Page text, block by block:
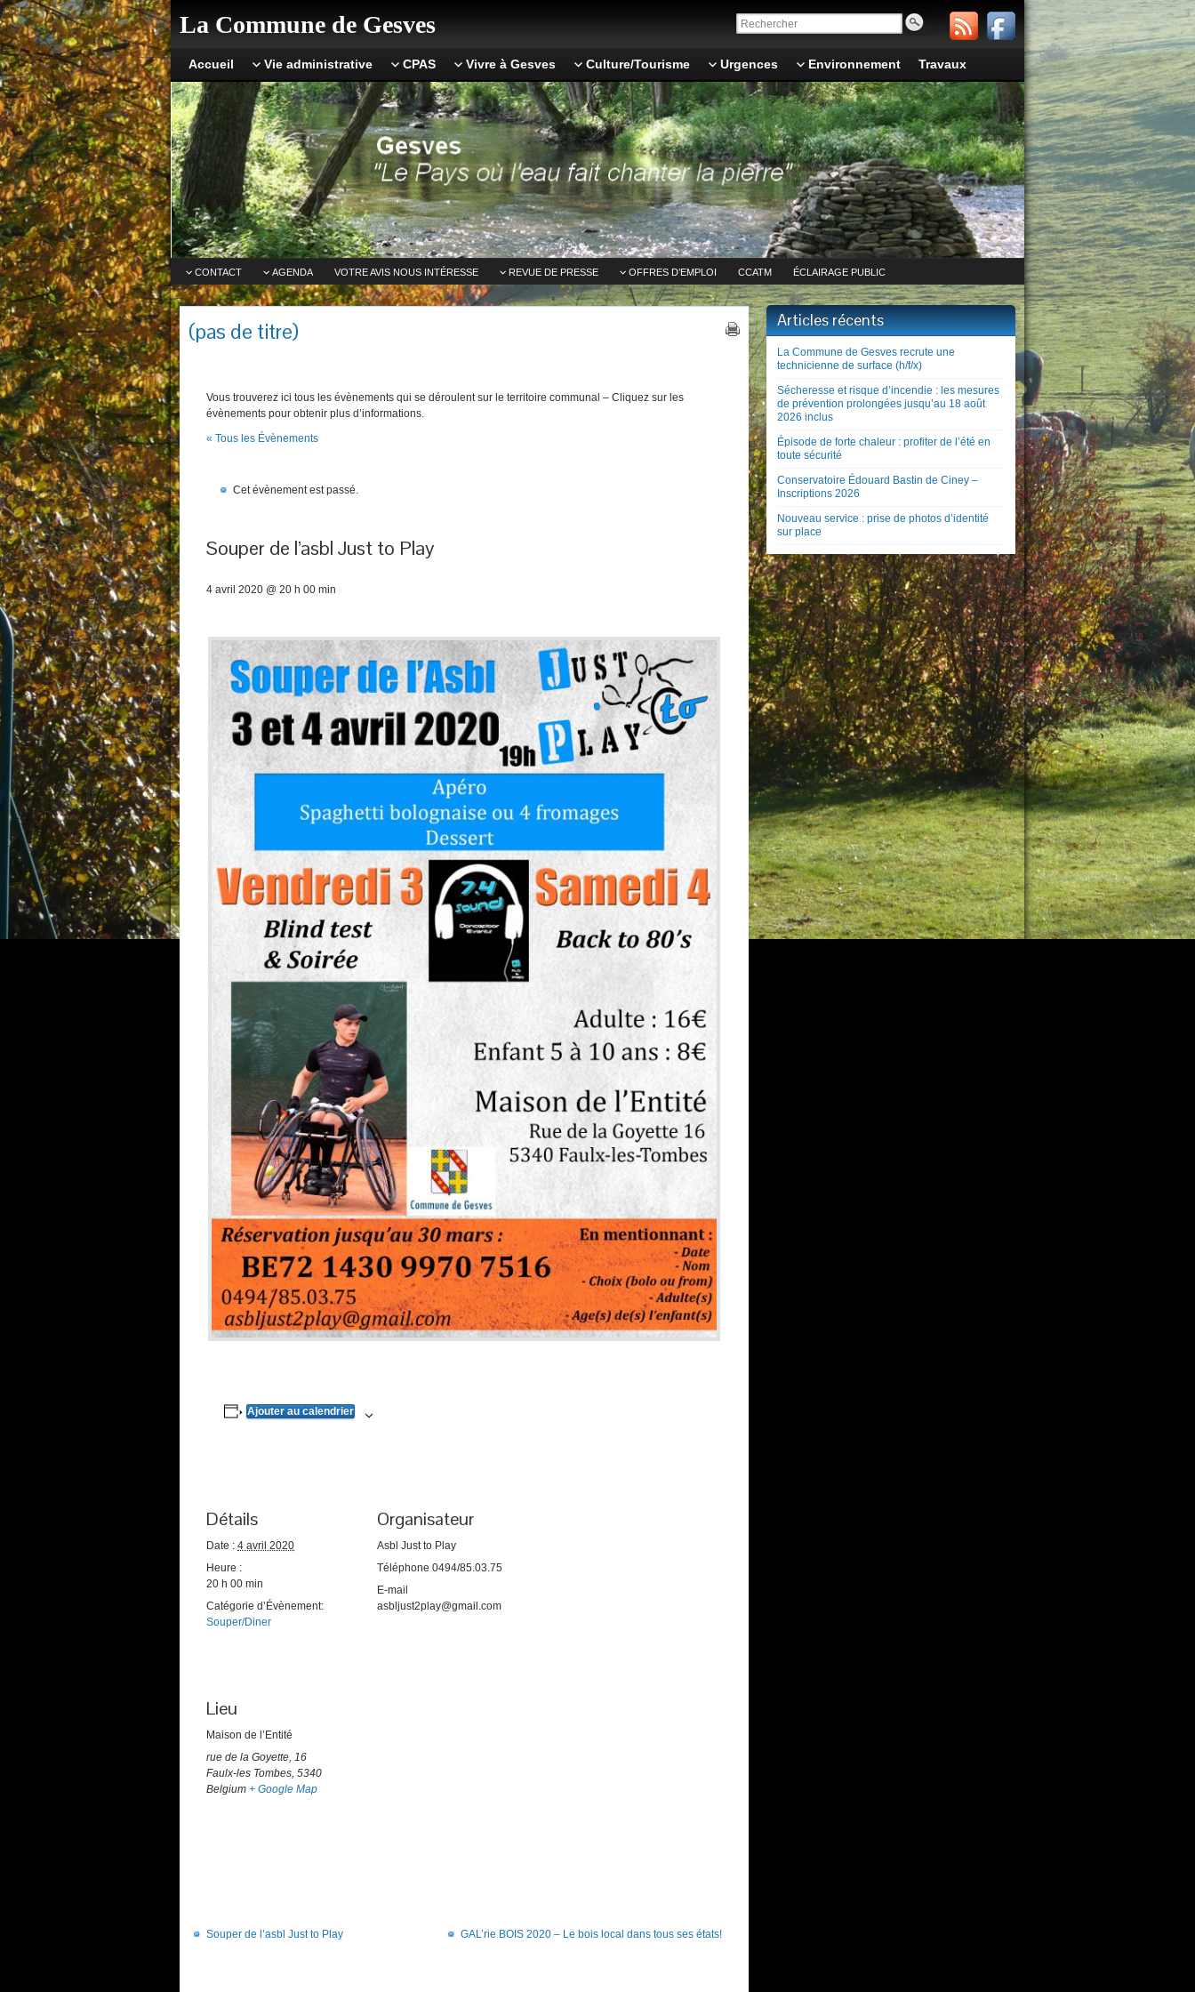
La Commune de Gesves
Accueil Vie administrative CPAS Vivre à Gesves Culture/Tourisme Urgences Environnement Travaux
CONTACT AGENDA VOTRE AVIS NOUS INTÉRESSE REVUE DE PRESSE OFFRES D’EMPLOI CCATM ÉCLAIRAGE PUBLIC
(pas de titre)
Vous trouverez ici tous les évènements qui se déroulent sur le territoire communal – Cliquez sur les
évènements pour obtenir plus d’informations.
« Tous les Évènements
Cet évènement est passé.
Souper de l’asbl Just to Play
4 avril 2020 @ 20 h 00 min
Ajouter au calendrier
Détails
Date : 4 avril 2020
Heure :
20 h 00 min
Catégorie d’Évènement:
Souper/Diner
Organisateur
Asbl Just to Play
Téléphone 0494/85.03.75
E-mail
asbljust2play@gmail.com
Lieu
Maison de l’Entité
rue de la Goyette, 16
Faulx-les Tombes, 5340
Belgium + Google Map
Souper de l’asbl Just to Play GAL’rie BOIS 2020 – Le bois local dans tous ses états!
Articles récents
La Commune de Gesves recrute une
technicienne de surface (h/f/x)
Sécheresse et risque d’incendie : les mesures
de prévention prolongées jusqu’au 18 août
2026 inclus
Épisode de forte chaleur : profiter de l’été en
toute sécurité
Conservatoire Édouard Bastin de Ciney –
Inscriptions 2026
Nouveau service : prise de photos d’identité
sur place